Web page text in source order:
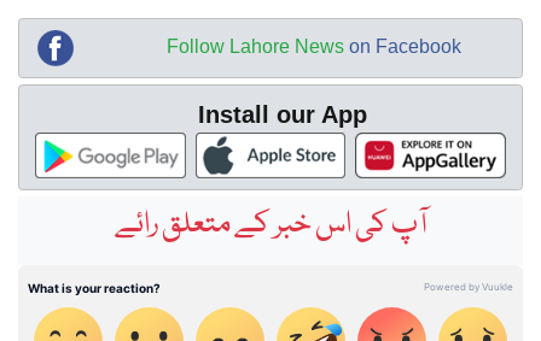
Follow Lahore News on Facebook
Install our App
آپ کی اس خبر کے متعلق رائے